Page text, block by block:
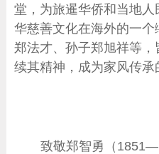
堂，为旅暹华侨和当地
华慈善文化在海外的一
郑法才、孙子郑旭祥等
续其精神，成为家风传承
致敬郑智勇（